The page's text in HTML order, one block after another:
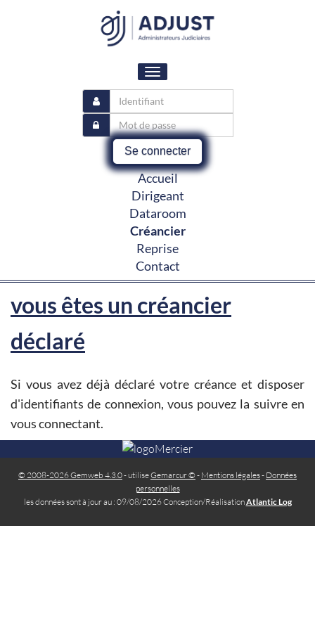
Toggle
navigation
Se connecter
Accueil
Dirigeant
Dataroom
Créancier
Reprise
Contact
vous êtes un créancier
déclaré
Si vous avez déjà déclaré votre créance et disposer
d'identifiants de connexion, vous pouvez la suivre en
vous connectant.
© 2008-2026 Gemweb 4.3.0- utiliseGemarcur © - Mentions légales- Données
personnelles
les données sont à jour au : 09/08/2026 Conception/RéalisationAtlantic Log